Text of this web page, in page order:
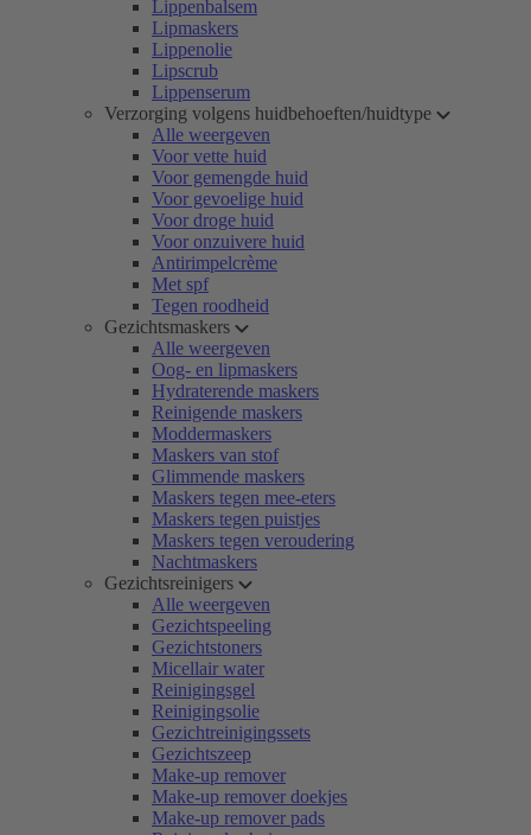
Lippenbalsem
Lipmaskers
Lippenolie
Lipscrub
Lippenserum
Verzorging volgens huidbehoeften/huidtype
Alle weergeven
Voor vette huid
Voor gemengde huid
Voor gevoelige huid
Voor droge huid
Voor onzuivere huid
Antirimpelcrème
Met spf
Tegen roodheid
Gezichtsmaskers
Alle weergeven
Oog- en lipmaskers
Hydraterende maskers
Reinigende maskers
Moddermaskers
Maskers van stof
Glimmende maskers
Maskers tegen mee-eters
Maskers tegen puistjes
Maskers tegen veroudering
Nachtmaskers
Gezichtsreinigers
Alle weergeven
Gezichtspeeling
Gezichtstoners
Micellair water
Reinigingsgel
Reinigingsolie
Gezichtreinigingssets
Gezichtszeep
Make-up remover
Make-up remover doekjes
Make-up remover pads